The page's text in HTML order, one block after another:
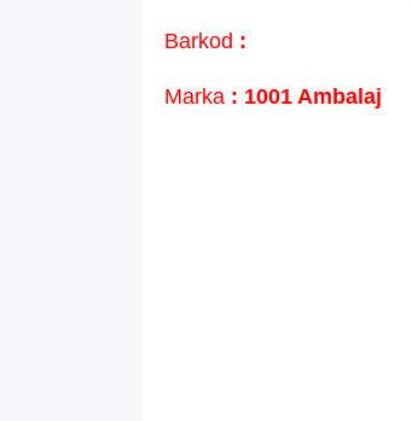
Barkod :
Marka : 1001 Ambalaj